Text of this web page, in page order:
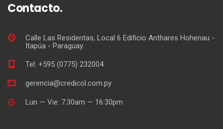
Contacto.
Calle Las Residentas, Local 6 Edificio Anthares Hohenau -
Itapúa - Paraguay.
Tel: +595 (0775) 232004
gerencia@credicol.com.py
Lun — Vie: 7:30am — 16:30pm